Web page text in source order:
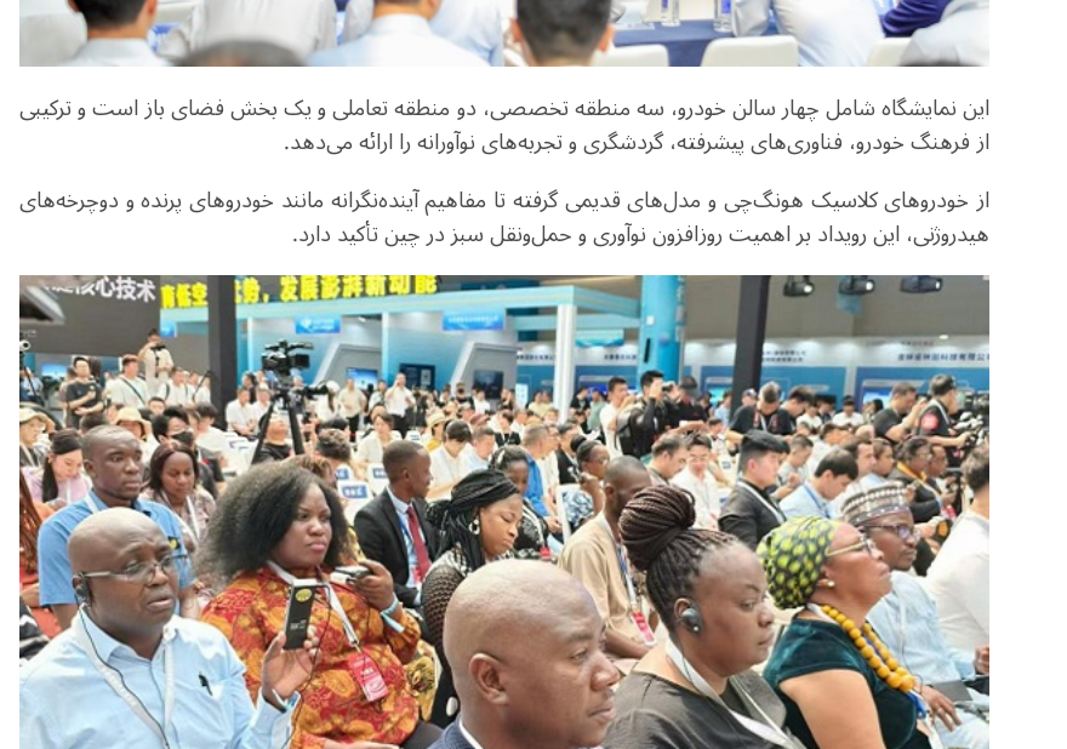
این نمایشگاه شامل چهار سالن خودرو، سه منطقه تخصصی، دو منطقه تعاملی و یک بخش فضای باز است و ترکیبی
از فرهنگ خودرو، فناوری‌های پیشرفته، گردشگری و تجربه‌های نوآورانه را ارائه می‌دهد.
از خودروهای کلاسیک هونگ‌چی و مدل‌های قدیمی گرفته تا مفاهیم آینده‌نگرانه مانند خودروهای پرنده و دوچرخه‌های
هیدروژنی، این رویداد بر اهمیت روزافزون نوآوری و حمل‌ونقل سبز در چین تأکید دارد.